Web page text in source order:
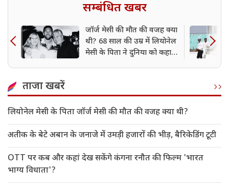
सम्बंधित खबर
जॉर्ज मेसी की मौत की वजह क्या
थी? 68 साल की उम्र में लियोनेल
मेसी के पिता ने दुनिया को कहा
ताजा खबरें
लियोनेल मेसी के पिता जॉर्ज मेसी की मौत की वजह क्या थी?
अतीक के बेटे अबान के जनाजे में उमड़ी हजारों की भीड़, बैरिकेडिंग टूटी
OTT पर कब और कहां देख सकेंगे कंगना रनौत की फिल्म 'भारत
भाग्य विधाता'?